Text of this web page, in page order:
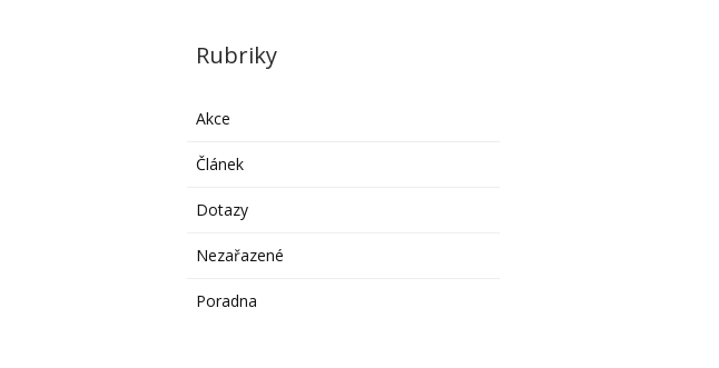
Rubriky
Akce
Článek
Dotazy
Nezařazené
Poradna